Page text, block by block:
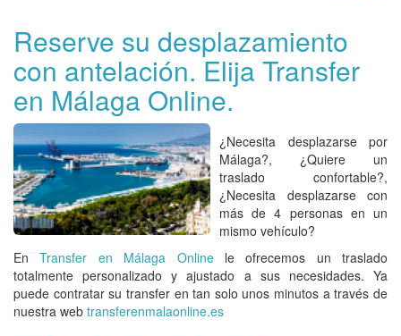
de
Reserve su desplazamiento
con antelación. Elija Transfer
en Málaga Online.
¿Necesita desplazarse por
Málaga?, ¿Quiere un
traslado confortable?,
¿Necesita desplazarse con
más de 4 personas en un
mismo vehículo?
EnTransfer en Málaga Onlinele ofrecemos un traslado
totalmente personalizado y ajustado a sus necesidades. Ya
puede contratar su transfer en tan solo unos minutos a través de
nuestra web transferenmalaonline.es